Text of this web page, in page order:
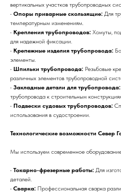
вертикальных участков трубопроводных
• Опоры приварные скользящие: Для
температурным изменениям.
• Крепления трубопроводов: Хомуты,
для надежной фиксации.
• Крепежные изделия трубопровода:
элементы.
• Шпильки трубопровода: Резьбовые
различных элементов трубопроводной
• Закладные детали для трубопровода:
трубопровода к строительным
• Подвески судовых трубопроводов:
использования в судостроении.
Технологические возможности Север
Мы используем современное
• Токарно-фрезерные работы: Для
деталей.
• Сварка: Профессиональная сварка
ОТЗЫВЫ О
КОМПАНИИ